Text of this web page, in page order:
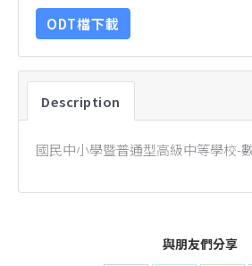
ODT檔下載
Description
國民中小學暨普通型高級中等學校-
與朋友們分享